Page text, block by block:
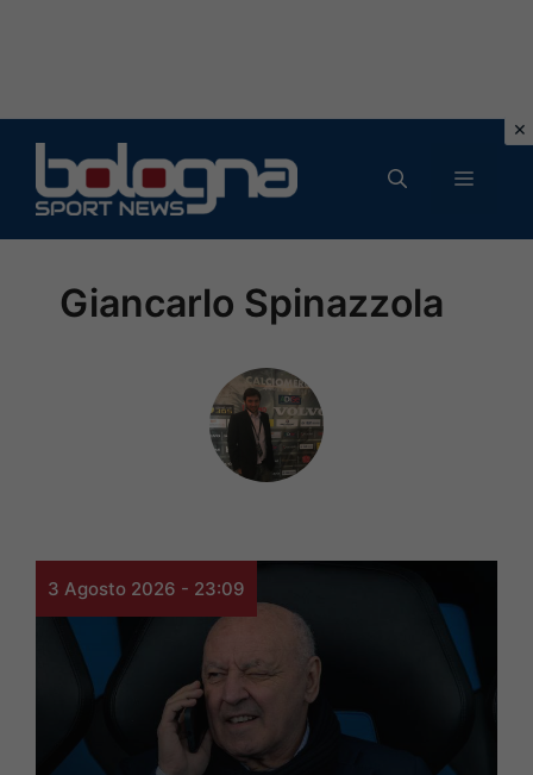
contenuto
MENU
Giancarlo Spinazzola
3 Agosto 2026 - 23:09